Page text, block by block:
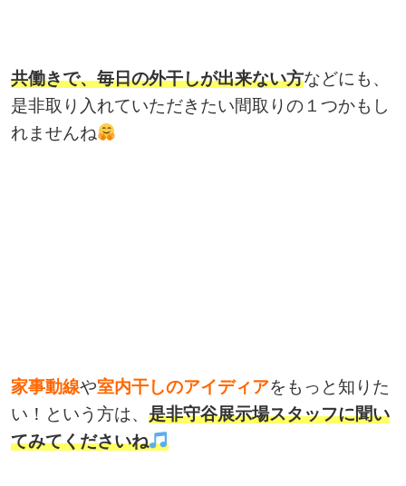
共働きで、毎日の外干しが出来ない方などにも、
是非取り入れていただきたい間取りの１つかもし
れませんね
家事動線や室内干しのアイディアをもっと知りた
い！という方は、 是非守谷展示場スタッフに聞い
てみてくださいね